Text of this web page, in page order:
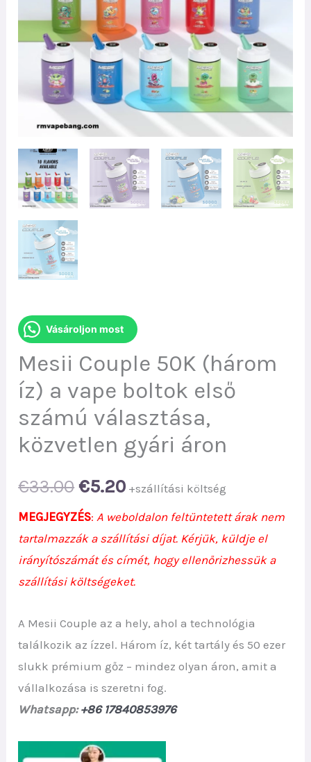
Vásároljon most
Mesii Couple 50K (három
íz) a vape boltok első
számú választása,
közvetlen gyári áron
€33.00 Original
price
was:
€33.00.
€5.20Current
price
is:
€5.20.
+szállítási költség
MEGJEGYZÉS: A weboldalon feltüntetett árak nem
tartalmazzák a szállítási díjat. Kérjük, küldje el
irányítószámát és címét, hogy ellenőrizhessük a
szállítási költségeket.
A Mesii Couple az a hely, ahol a technológia
találkozik az ízzel. Három íz, két tartály és 50 ezer
slukk prémium gőz – mindez olyan áron, amit a
vállalkozása is szeretni fog.
Whatsapp:+86 17840853976